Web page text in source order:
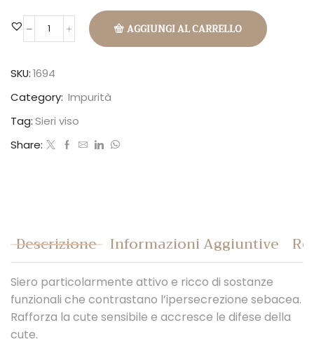
Shine
quantità
AGGIUNGI AL CARRELLO
SKU:1694
Category: Impurità
Tag:Sieri viso
Share:
Descrizione Informazioni Aggiuntive
Siero particolarmente attivo e ricco di sostanze
funzionali che contrastano l’ipersecrezione sebacea.
Rafforza la cute sensibile e accresce le difese della
cute.